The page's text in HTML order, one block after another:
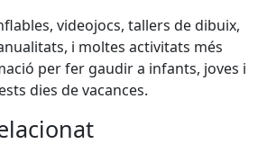
videojocs, tallers de dibuix,
i moltes activitats més
per fer gaudir a infants, joves i
dies de vacances.